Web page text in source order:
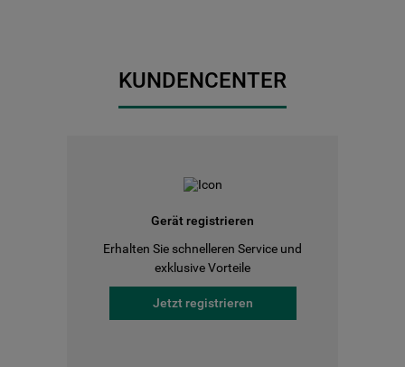
KUNDENCENTER
Gerät registrieren
Erhalten Sie schnelleren Service und
exklusive Vorteile
Jetzt registrieren